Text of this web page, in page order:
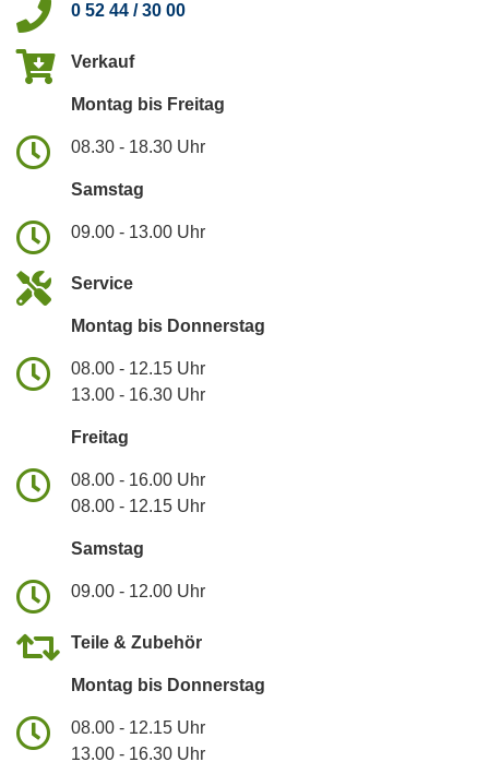
0 52 44 / 30 00
Verkauf
Montag bis Freitag
08.30 - 18.30 Uhr
Samstag
09.00 - 13.00 Uhr
Service
Montag bis Donnerstag
08.00 - 12.15 Uhr
13.00 - 16.30 Uhr
Freitag
08.00 - 16.00 Uhr
08.00 - 12.15 Uhr
Samstag
09.00 - 12.00 Uhr
Teile & Zubehör
Montag bis Donnerstag
08.00 - 12.15 Uhr
13.00 - 16.30 Uhr